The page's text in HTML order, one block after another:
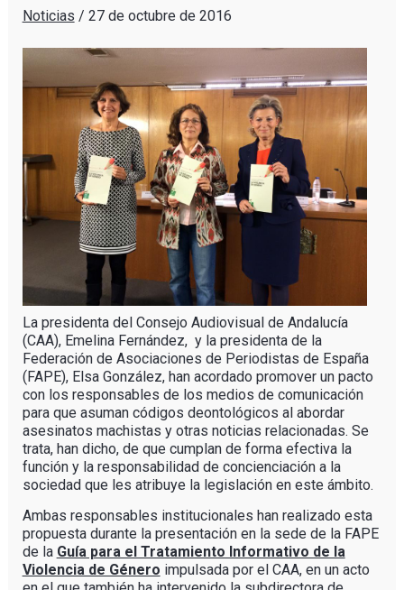
Noticias / 27 de octubre de 2016
La presidenta del Consejo Audiovisual de Andalucía
(CAA), Emelina Fernández, y la presidenta de la
Federación de Asociaciones de Periodistas de España
(FAPE), Elsa González, han acordado promover un pacto
con los responsables de los medios de comunicación
para que asuman códigos deontológicos al abordar
asesinatos machistas y otras noticias relacionadas. Se
trata, han dicho, de que cumplan de forma efectiva la
función y la responsabilidad de concienciación a la
sociedad que les atribuye la legislación en este ámbito.
Ambas responsables institucionales han realizado esta
propuesta durante la presentación en la sede de la FAPE
de la Guía para el Tratamiento Informativo de la
Violencia de Género impulsada por el CAA, en un acto